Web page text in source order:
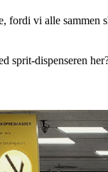
fordi vi alle sammen
sprit-dispenseren